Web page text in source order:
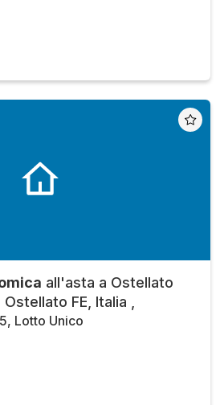
all'asta a Ostellato
FE, Italia ,
Lotto Unico